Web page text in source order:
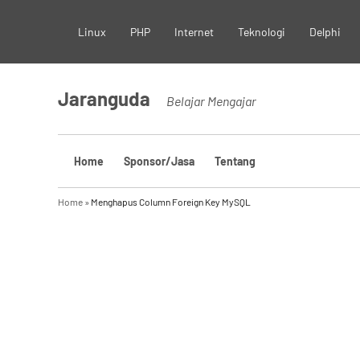
content
Linux PHP Internet Teknologi Delphi
Jaranguda Belajar Mengajar
Home Sponsor/Jasa Tentang
Home » Menghapus Column Foreign Key MySQL